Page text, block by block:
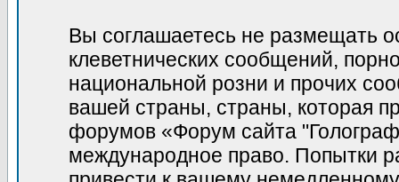
Вы соглашаетесь не размещать
клеветнических сообщений,
национальной розни и прочих
вашей страны, страны, которая
форумов «Форум сайта
международное право. Попытки